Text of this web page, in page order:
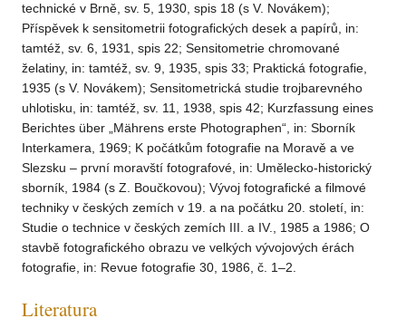
technické v Brně, sv. 5, 1930, spis 18 (s V. Novákem);
Příspěvek k sensitometrii fotografických desek a papírů, in:
tamtéž, sv. 6, 1931, spis 22; Sensitometrie chromované
želatiny, in: tamtéž, sv. 9, 1935, spis 33; Praktická fotografie,
1935 (s V. Novákem); Sensitometrická studie trojbarevného
uhlotisku, in: tamtéž, sv. 11, 1938, spis 42; Kurzfassung eines
Berichtes über „Mährens erste Photographen“, in: Sborník
Interkamera, 1969; K počátkům fotografie na Moravě a ve
Slezsku – první moravští fotografové, in: Umělecko-historický
sborník, 1984 (s Z. Boučkovou); Vývoj fotografické a filmové
techniky v českých zemích v 19. a na počátku 20. století, in:
Studie o technice v českých zemích III. a IV., 1985 a 1986; O
stavbě fotografického obrazu ve velkých vývojových érách
fotografie, in: Revue fotografie 30, 1986, č. 1–2.
Literatura